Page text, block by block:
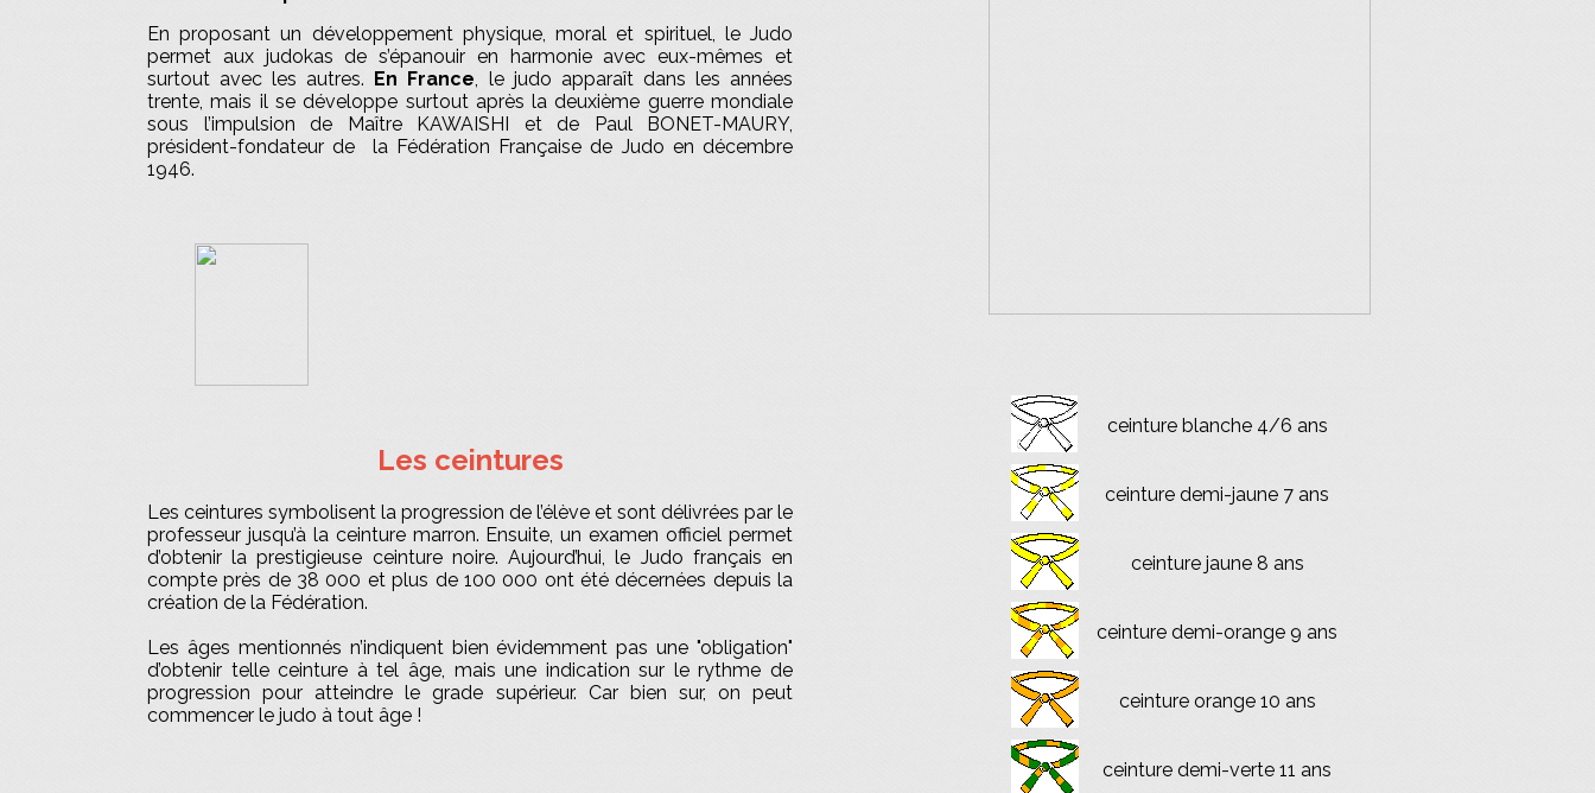
En proposant un développement physique, moral et spirituel, le Judo
permet aux judokas de s’épanouir en harmonie avec eux-mêmes et
surtout avec les autres. En France, le judo apparaît dans les années
trente, mais il se développe surtout après la deuxième guerre mondiale
sous l’impulsion de Maître KAWAISHI et de Paul BONET-MAURY,
président-fondateur de la Fédération Française de Judo en décembre
1946.
Les ceintures
Les ceintures symbolisent la progression de l’élève et sont délivrées par le
professeur jusqu’à la ceinture marron. Ensuite, un examen officiel permet
d’obtenir la prestigieuse ceinture noire. Aujourd’hui, le Judo français en
compte près de 38 000 et plus de 100 000 ont été décernées depuis la
création de la Fédération.
Les âges mentionnés n’indiquent bien évidemment pas une "obligation"
d’obtenir telle ceinture à tel âge, mais une indication sur le rythme de
progression pour atteindre le grade supérieur. Car bien sur, on peut
commencer le judo à tout âge !
ceinture blanche 4/6 ans
ceinture demi-jaune 7 ans
ceinture jaune 8 ans
ceinture demi-orange 9 ans
ceinture orange 10 ans
ceinture demi-verte 11 ans